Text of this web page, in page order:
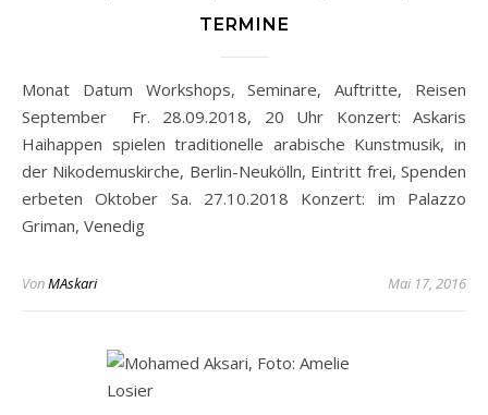
TERMINE
Monat Datum Workshops, Seminare, Auftritte, Reisen
September Fr. 28.09.2018, 20 Uhr Konzert: Askaris
Haihappen spielen traditionelle arabische Kunstmusik, in
der Nikodemuskirche, Berlin-Neukölln, Eintritt frei, Spenden
erbeten Oktober Sa. 27.10.2018 Konzert: im Palazzo
Griman, Venedig
VonMAskari Mai 17, 2016